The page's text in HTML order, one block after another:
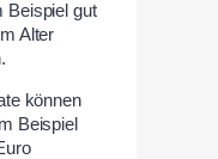
Beispiel gut
Alter
können
Beispiel